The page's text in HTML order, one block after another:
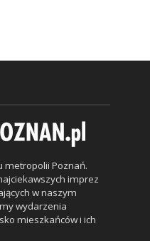
metropolii Poznań.
imprez
w naszym
wydarzenia
mieszkańców i ich